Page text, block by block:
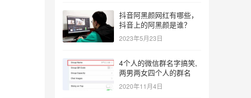
抖音阿黑颜网红有哪些，
抖音上的阿黑颜是谁？
2023年5月23日
4个人的微信群名字搞笑,
两男两女四个人的群名
2020年11月4日